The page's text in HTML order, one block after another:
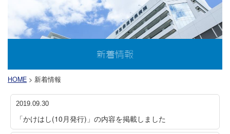
新着情報
HOME > 新着情報
2019.09.30
「かけはし(10月発行)」の内容を掲載しました